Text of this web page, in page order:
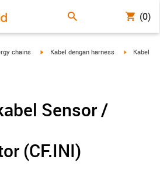
(0)
chains igus-icon-arrow-right
Kabel dengan harness igus-icon-
Kabel
Sensor /
(CF.INI)